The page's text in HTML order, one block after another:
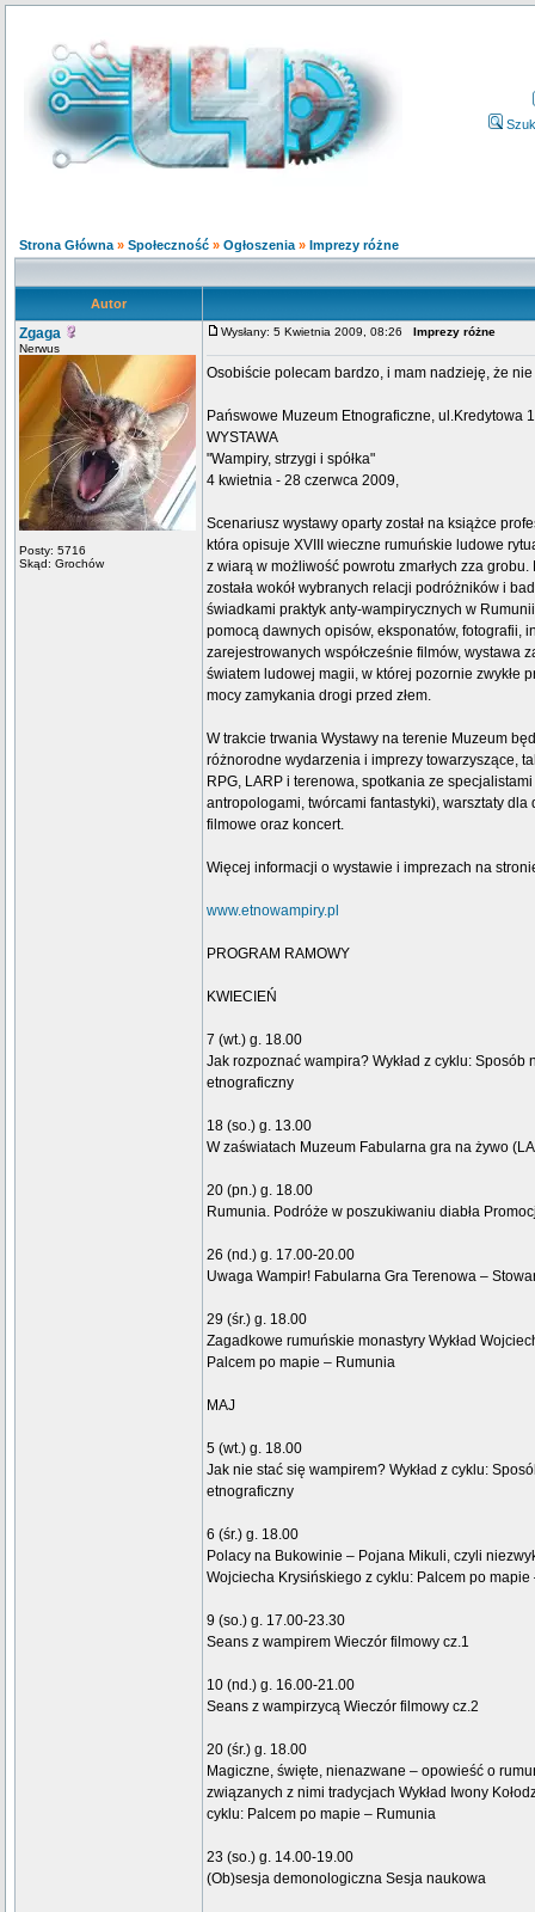
Strona Główna » Społeczność » Ogłoszenia » Imprezy różne
Autor
Zgaga
Nerwus
Posty: 5716
Skąd: Grochów
Wysłany: 5 Kwietnia 2009, 08:26 Imprezy różne
Osobiście polecam bardzo, i mam nadzieję, że
Pańswowe Muzeum Etnograficzne, ul.Kredytowa
WYSTAWA
"Wampiry, strzygi i spółka"
4 kwietnia - 28 czerwca 2009,
Scenariusz wystawy oparty został na książce
która opisuje XVIII wieczne rumuńskie ludowe
z wiarą w możliwość powrotu zmarłych zza
została wokół wybranych relacji podróżników i
świadkami praktyk anty-wampirycznych w
pomocą dawnych opisów, eksponatów, fotografii,
zarejestrowanych współcześnie filmów, wystawa
światem ludowej magii, w której pozornie zwykłe
mocy zamykania drogi przed złem.
W trakcie trwania Wystawy na terenie Muzeum
różnorodne wydarzenia i imprezy towarzyszące,
RPG, LARP i terenowa, spotkania ze
antropologami, twórcami fantastyki), warsztaty dla
filmowe oraz koncert.
Więcej informacji o wystawie i imprezach na
www.etnowampiry.pl
PROGRAM RAMOWY
KWIECIEŃ
7 (wt.) g. 18.00
Jak rozpoznać wampira? Wykład z cyklu: Sposób
etnograficzny
18 (so.) g. 13.00
W zaświatach Muzeum Fabularna gra na żywo
20 (pn.) g. 18.00
Rumunia. Podróże w poszukiwaniu diabła
26 (nd.) g. 17.00-20.00
Uwaga Wampir! Fabularna Gra Terenowa –
29 (śr.) g. 18.00
Zagadkowe rumuńskie monastyry Wykład
Palcem po mapie – Rumunia
MAJ
5 (wt.) g. 18.00
Jak nie stać się wampirem? Wykład z cyklu:
etnograficzny
6 (śr.) g. 18.00
Polacy na Bukowinie – Pojana Mikuli, czyli
Wojciecha Krysińskiego z cyklu: Palcem po mapie
9 (so.) g. 17.00-23.30
Seans z wampirem Wieczór filmowy cz.1
10 (nd.) g. 16.00-21.00
Seans z wampirzycą Wieczór filmowy cz.2
20 (śr.) g. 18.00
Magiczne, święte, nienazwane – opowieść o
związanych z nimi tradycjach Wykład Iwony
cyklu: Palcem po mapie – Rumunia
23 (so.) g. 14.00-19.00
(Ob)sesja demonologiczna Sesja naukowa